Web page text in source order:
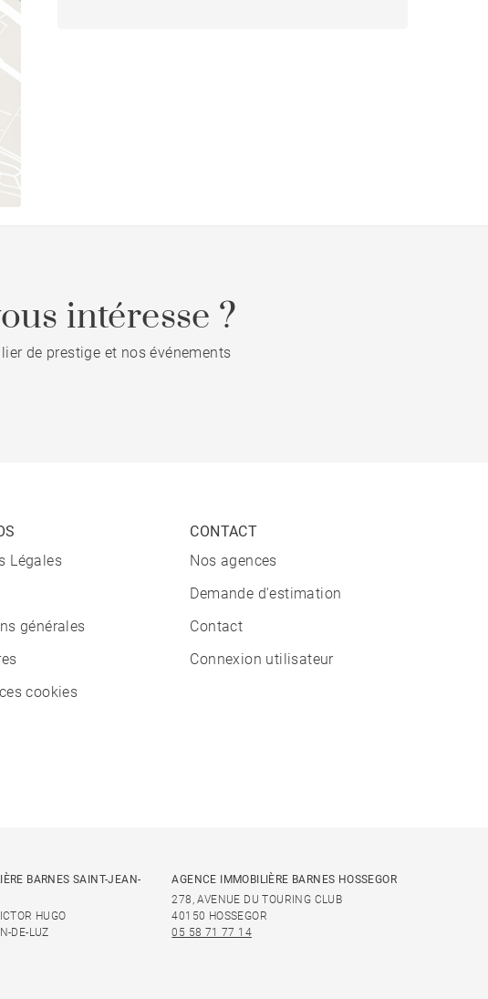
intéresse ?
de prestige et nos événements
Légales
générales
cookies
CONTACT
Nos agences
Demande d'estimation
Contact
Connexion utilisateur
BARNES SAINT-JEAN-
HUGO
DE-LUZ
AGENCE IMMOBILIÈRE BARNES HOSSEGOR
278, AVENUE DU TOURING CLUB
40150 HOSSEGOR
05 58 71 77 14